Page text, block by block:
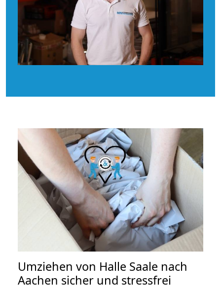
Umziehen von Halle Saale nach
Aachen sicher und stressfrei